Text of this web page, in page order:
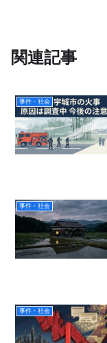
関連記事
事件・社会
事件・社会
事件・社会